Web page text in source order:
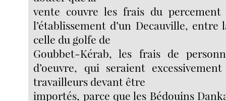
vente couvre les frais du percement
l’établissement d’un Decauville,
celle du golfe de
Goubbet-Kérab, les frais de
d’oeuvre, qui seraient
travailleurs devant être
importés, parce que les Bédouins